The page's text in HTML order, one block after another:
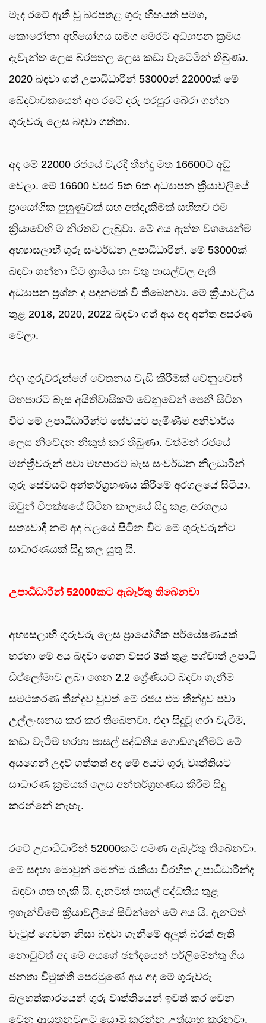
මැද රටේ ඇති වූ බරපතළ ගුරු හිඟයත් සමග,
කොරෝනා අභියෝගය සමග මෙරට අධ්‍යාපන ක්‍රමය
දැවැන්ත ලෙස බරපතල ලෙස කඩා වැටෙමින් තිබුණා.
2020 බඳවා ගත් උපාධිධාරින් 53000න් 22000ක් මේ
ඛේදවාචකයෙන් අප රටේ දරු පරපුර බේරා ගන්න
ගුරුවරු ලෙස බඳවා ගත්තා.
අද මේ 22000 රජයේ වැරදි තීන්දු මත 16600ට අඩු
වෙලා. මේ 16600 වසර 5ක 6ක අධ්‍යාපන ක්‍රියාවලියේ
ප්‍රායෝගික පුහුණුවක් සහ අත්දැකීමක් සහිතව එම
ක්‍රියාවෙහි ම නිරතව ලැබුවා. මේ අය ඇත්ත වශයෙන්ම
අභ්‍යාසලාභී ගුරු සංවර්ධන උපාධිධාරින්. මේ 53000ක්
බඳවා ගන්නා විට ග්‍රාමීය හා වතු පාසල්වල ඇති
අධ්‍යාපන ප්‍රශ්න ද පදනමක් වී තිබෙනවා. මේ ක්‍රියාවලිය
තුළ 2018, 2020, 2022 බඳවා ගත් අය අද අන්ත අසරණ
වෙලා.
එදා ගුරුවරුන්ගේ වේතනය වැඩි කිරීමක් වෙනුවෙන්
මහපාරට බැස අයිතිවාසිකම් වෙනුවෙන් පෙනී සිටින
විට මේ උපාධිධාරින්ට සේවයට පැමිණිම අනිවාර්ය
ලෙස නිවේදන නිකුත් කර තිබුණා. වත්මන් රජයේ
මන්ත්‍රීවරුන් පවා මහපාරට බැස සංවර්ධන නිලධාරින්
ගුරු සේවයට අන්තර්ග්‍රහණය කිරීමේ අරගලයේ සිටියා.
ඔවුන් විපක්ෂයේ සිටින කාලයේ සිදු කළ අරගලය
සත්‍යවාදී නම් අද බලයේ සිටින විට මේ ගුරුවරුන්ට
සාධාරණයක් සිදු කල යුතු යි.
උපාධිධාරින් 52000කට ඇබෑර්තු තිබෙනවා
අභ්‍යසලාභී ගුරුවරු ලෙස ප්‍රායෝගික පර්යේෂණයක්
හරහා මේ අය බදවා ගෙන වසර 3ක් තුළ පශ්චාත් උපාධි
ඩිප්ලෝමාව ලබා ගෙන 2.2 ශ්‍රේණියට බදවා ගැනීම
සමථකරණ තීන්දුව වුවත් මේ රජය එම තීන්දුව පවා
උල්ලංඝනය කර කර තිබෙනවා. එදා සිදුවූ ගරා වැටීම,
කඩා වැටීම හරහා පාසල් පද්ධතිය ගොඩගැනීමට මේ
අයගෙන් උදව් ගත්තත් අද මේ අයට ගුරු වෘත්තියට
සාධාරණ ක්‍රමයක් ලෙස අන්තර්ග්‍රහණය කිරීම සිදු
කරන්නේ නැහැ.
රටේ උපාධිධාරින් 52000කට පමණ ඇබෑර්තු තිබෙනවා.
මේ සඳහා මොවුන් මෙන්ම රැකියා විරහිත උපාධිධාරීන්ද
බඳවා ගත හැකි යි. දැනටත් පාසල් පද්ධතිය තුළ
ඉගැන්වීමේ ක්‍රියාවලියේ සිටින්නේ මේ අය යි. දැනටත්
වැටුප් ගෙවන නිසා බඳවා ගැනීමේ අලුත් බරක් ඇති
නොවුවත් අද මේ අයගේ ඡන්දයෙන් පර්ලිමේන්තු ගිය
ජනතා විමුක්ති පෙරමුණේ අය අද මේ ගුරුවරු
බලහත්කාරයෙන් ගුරු වෘත්තියෙන් ඉවත් කර වෙන
වෙන ආයතනවලට යොමු කරන්න උත්සාහ කරනවා.